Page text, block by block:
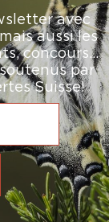
avec
aussi les
concours…
par
Suisse!